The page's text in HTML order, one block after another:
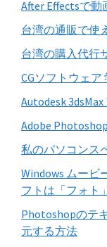
検
索
す
る
After Effectsで
台湾の通販で使
台湾の購入代行
CGソフトウェア
Autodesk
Adobe
私のパソコンス
Windows ムービ
フトは「フォト
Photoshopのテ
元する方法